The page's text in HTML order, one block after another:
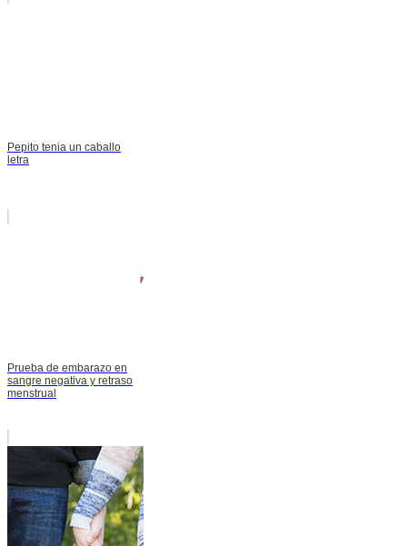
Pepito tenia un caballo
letra
Prueba de embarazo en
sangre negativa y retraso
menstrual